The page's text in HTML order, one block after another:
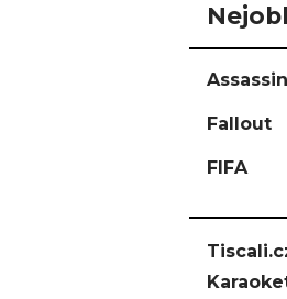
Fallout
FIFA